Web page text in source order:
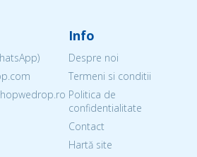
Info
Despre noi
Termeni si conditii
Politica de
confidentialitate
Contact
Hartă site